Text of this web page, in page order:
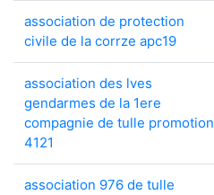
association de protection
civile de la corrze apc19
association des lves
gendarmes de la 1ere
compagnie de tulle promotion
4121
association 976 de tulle